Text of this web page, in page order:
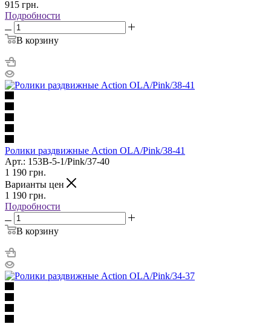
915 грн.
Подробности
В корзину
Ролики раздвижные Action OLA/Pink/38-41
Арт.: 153B-5-1/Pink/37-40
1 190 грн.
Варианты цен
1 190 грн.
Подробности
В корзину